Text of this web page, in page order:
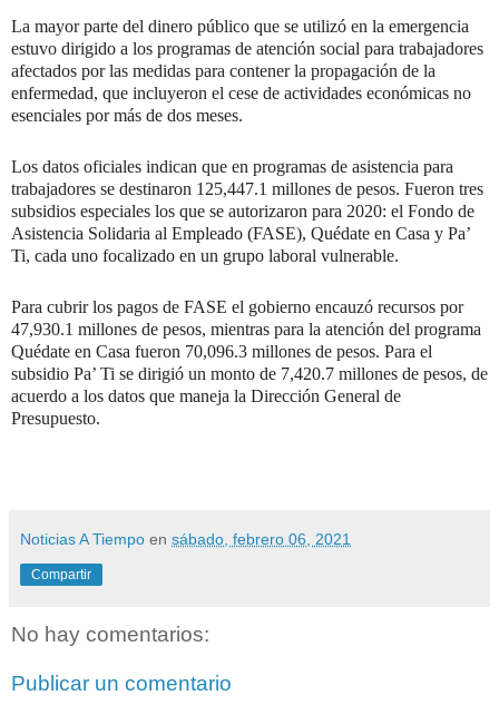
La mayor parte del dinero público que se utilizó en la emergencia
estuvo dirigido a los programas de atención social para trabajadores
afectados por las medidas para contener la propagación de la
enfermedad, que incluyeron el cese de actividades económicas no
esenciales por más de dos meses.
Los datos oficiales indican que en programas de asistencia para
trabajadores se destinaron 125,447.1 millones de pesos. Fueron tres
subsidios especiales los que se autorizaron para 2020: el Fondo de
Asistencia Solidaria al Empleado (FASE), Quédate en Casa y Pa’
Ti, cada uno focalizado en un grupo laboral vulnerable.
Para cubrir los pagos de FASE el gobierno encauzó recursos por
47,930.1 millones de pesos, mientras para la atención del programa
Quédate en Casa fueron 70,096.3 millones de pesos. Para el
subsidio Pa’ Ti se dirigió un monto de 7,420.7 millones de pesos, de
acuerdo a los datos que maneja la Dirección General de
Presupuesto.
Noticias A Tiempo en sábado, febrero 06, 2021
Compartir
No hay comentarios:
Publicar un comentario